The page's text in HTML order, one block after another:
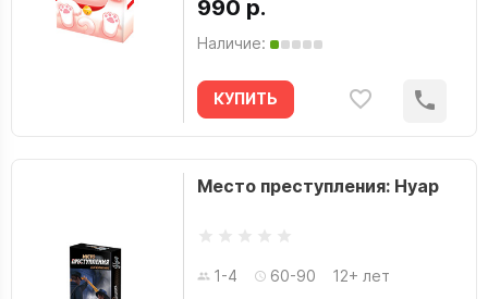
990 р.
Наличие:
КУПИТЬ
Место преступления: Нуар
1-4 60-90 12+ лет